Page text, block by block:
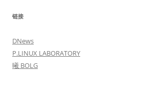
链接
DNews
P.LINUX LABORATORY
曦 BOLG